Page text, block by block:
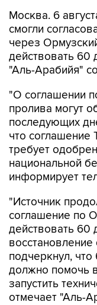
Москва. 6
смогли
через
действовать 60
"Аль-Арабийя"
"О соглашении
пролива могут
последующих
что соглашение
требует
национальной
информирует
"Источник
соглашение по
действовать 60
подчеркнул,
должно помочь
запустить
отмечает "Аль-